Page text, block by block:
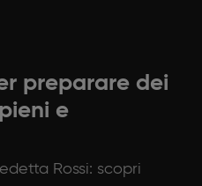
preparare dei
e
Rossi: scopri